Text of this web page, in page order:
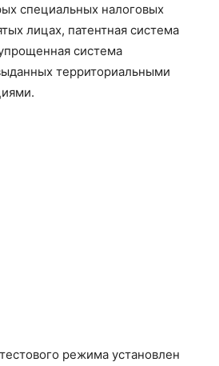
специальных налоговых
лицах, патентная система
система
территориальными
режима установлен